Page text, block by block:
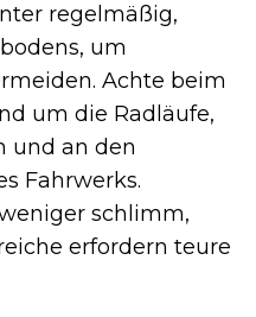
regelmäßig,
um
Achte beim
um die Radläufe,
und an den
Fahrwerks.
schlimm,
erfordern teure